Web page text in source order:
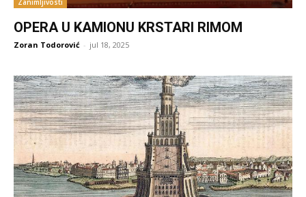
Zanimljivosti
OPERA U KAMIONU KRSTARI RIMOM
Zoran Todorović - jul 18, 2025